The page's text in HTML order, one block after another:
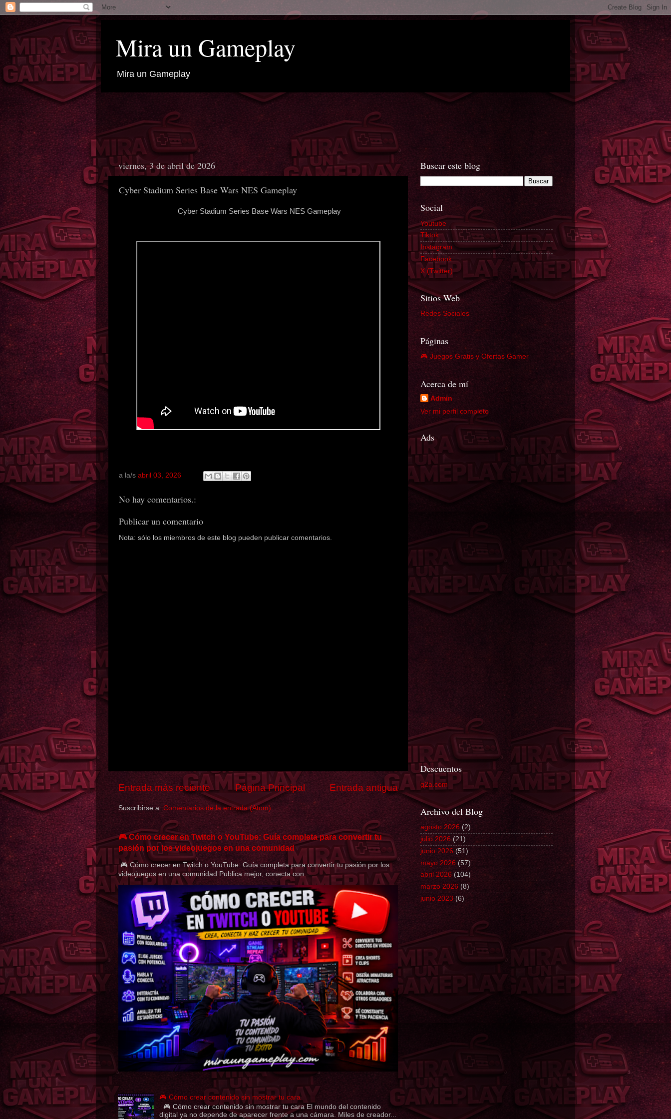
Mira un Gameplay
Mira un Gameplay
viernes, 3 de abril de 2026
Cyber Stadium Series Base Wars NES Gameplay
Cyber Stadium Series Base Wars NES Gameplay
a la/s abril 03, 2026
No hay comentarios.:
Publicar un comentario
Nota: sólo los miembros de este blog pueden publicar comentarios.
Entrada más reciente Entrada antigua
Página Principal
Suscribirse a: Comentarios de la entrada (Atom)
🎮 Cómo crecer en Twitch o YouTube: Guía completa para convertir tu
pasión por los videojuegos en una comunidad
🎮 Cómo crecer en Twitch o YouTube: Guía completa para convertir tu pasión por los
videojuegos en una comunidad Publica mejor, conecta con ...
🎮 Cómo crear contenido sin mostrar tu cara
🎮 Cómo crear contenido sin mostrar tu cara El mundo del contenido
digital ya no depende de aparecer frente a una cámara. Miles de creador...
Buscar este blog
Social
Youtube
Tiktok
Instagram
Facebook
X (Twitter)
Sitios Web
Redes Sociales
Páginas
🎮 Juegos Gratis y Ofertas Gamer
Acerca de mí
Admin
Ver mi perfil completo
Ads
Descuentos
g2a.com
Archivo del Blog
agosto 2026 (2)
julio 2026(21)
junio 2026 (51)
mayo 2026 (57)
abril 2026 (104)
marzo 2026 (8)
junio 2023 (6)